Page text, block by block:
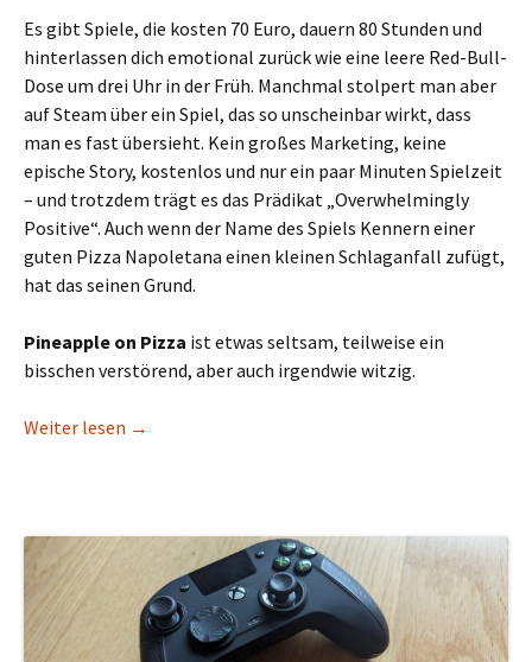
Es gibt Spiele, die kosten 70 Euro, dauern 80 Stunden und
hinterlassen dich emotional zurück wie eine leere Red-Bull-
Dose um drei Uhr in der Früh. Manchmal stolpert man aber
auf Steam über ein Spiel, das so unscheinbar wirkt, dass
man es fast übersieht. Kein großes Marketing, keine
epische Story, kostenlos und nur ein paar Minuten Spielzeit
– und trotzdem trägt es das Prädikat „Overwhelmingly
Positive“. Auch wenn der Name des Spiels Kennern einer
guten Pizza Napoletana einen kleinen Schlaganfall zufügt,
hat das seinen Grund.
Pineapple on Pizza ist etwas seltsam, teilweise ein
bisschen verstörend, aber auch irgendwie witzig.
Weiter lesen Ananas auf der Pizza? Nach „Pineapple on
→